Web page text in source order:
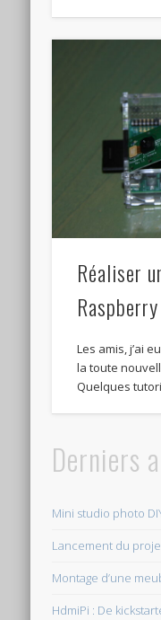
Réaliser
Les amis, j’ai
la toute
Quelques
Derniers
Mini studio photo
Lancement du
Montage d’une
HdmiPi : De